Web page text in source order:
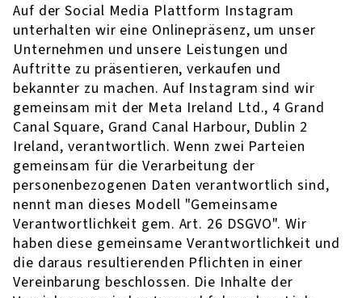
Auf der Social Media Plattform Instagram
unterhalten wir eine Onlinepräsenz, um unser
Unternehmen und unsere Leistungen und
Auftritte zu präsentieren, verkaufen und
bekannter zu machen. Auf Instagram sind wir
gemeinsam mit der Meta Ireland Ltd., 4 Grand
Canal Square, Grand Canal Harbour, Dublin 2
Ireland, verantwortlich. Wenn zwei Parteien
gemeinsam für die Verarbeitung der
personenbezogenen Daten verantwortlich sind,
nennt man dieses Modell "Gemeinsame
Verantwortlichkeit gem. Art. 26 DSGVO". Wir
haben diese gemeinsame Verantwortlichkeit und
die daraus resultierenden Pflichten in einer
Vereinbarung beschlossen. Die Inhalte der